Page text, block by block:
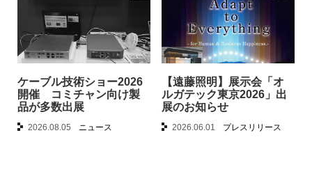
ケーブル技術ショー2026
開催 コミチャン向け製
品が多数出展
2026.08.05 ニュース
【遠藤照明】展示会「オ
ルガテック東京2026」出
展のお知らせ
2026.06.01 プレスリリース